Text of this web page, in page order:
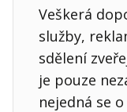
Veškerá
služby,
sdělení
je pouze
nejedná se